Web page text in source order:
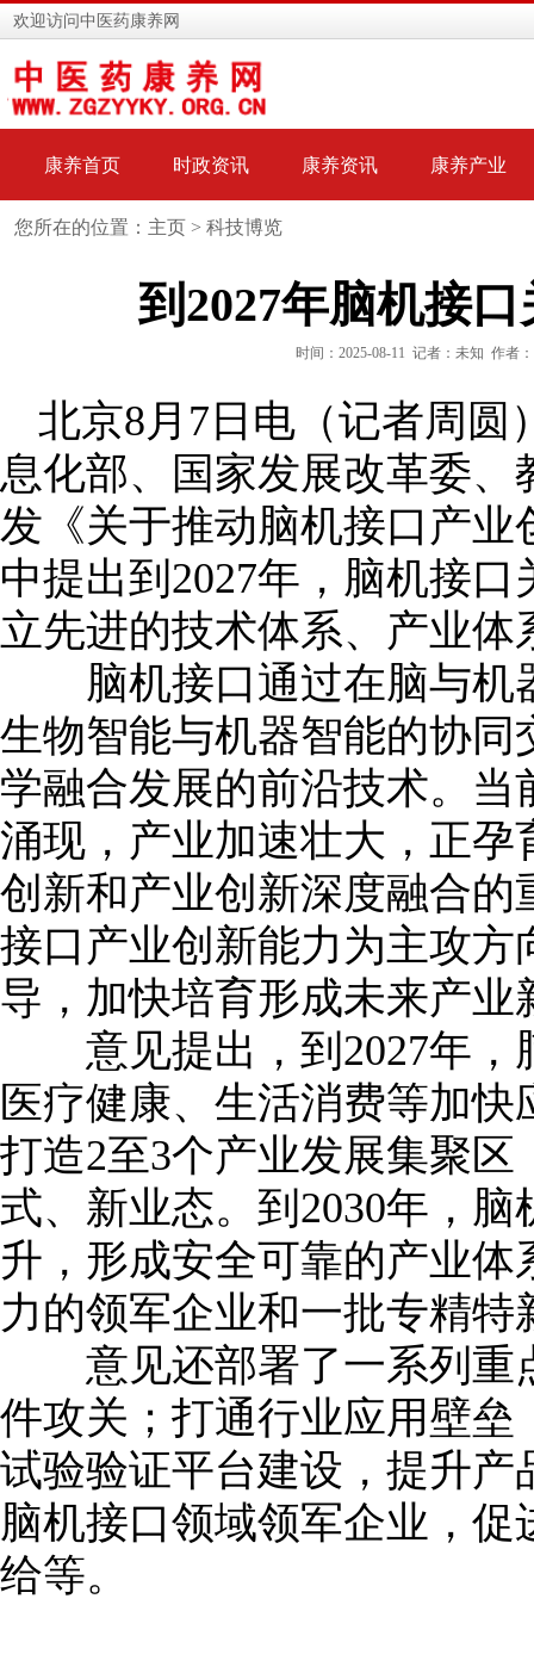
欢迎访问中医药康养网
康养首页 时政资讯 康养资讯 康养产业
您所在的位置：主页 > 科技博览
到2027年脑机接
时间：2025-08-11 记者：未知 作者
北京8月7日电（记者周圆
息化部、国家发展改革委
发《关于推动脑机接口产
中提出到2027年，脑机接
立先进的技术体系、产业体
脑机接口通过在脑与机
生物智能与机器智能的协
学融合发展的前沿技术。
涌现，产业加速壮大，正
创新和产业创新深度融合
接口产业创新能力为主攻
导，加快培育形成未来产业
意见提出，到2027年，
医疗健康、生活消费等加
打造2至3个产业发展集聚
式、新业态。到2030年，
升，形成安全可靠的产业
力的领军企业和一批专精特
意见还部署了一系列重
件攻关；打通行业应用壁
试验验证平台建设，提升
脑机接口领域领军企业，
给等。